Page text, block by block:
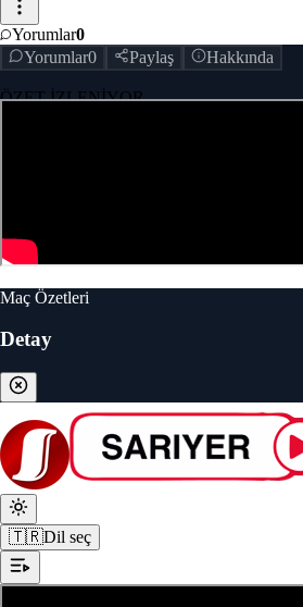
Yorumlar0
Yorumlar0 Paylaş Hakkında
ÖZET İZLENİYOR
Sarıyer (1-2) Çorum FK |
Maç Özetleri
Detay
🇹🇷Dil seç